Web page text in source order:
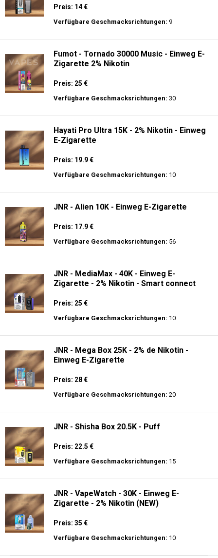
Preis: 14 €
Verfügbare Geschmacksrichtungen: 9
Fumot - Tornado 30000 Music - Einweg E-
Zigarette 2% Nikotin
Preis: 25 €
Verfügbare Geschmacksrichtungen: 30
Hayati Pro Ultra 15K - 2% Nikotin - Einweg
E-Zigarette
Preis: 19.9 €
Verfügbare Geschmacksrichtungen: 10
JNR - Alien 10K - Einweg E-Zigarette
Preis: 17.9 €
Verfügbare Geschmacksrichtungen: 56
JNR - MediaMax - 40K - Einweg E-
Zigarette - 2% Nikotin - Smart connect
Preis: 25 €
Verfügbare Geschmacksrichtungen: 10
JNR - Mega Box 25K - 2% de Nikotin -
Einweg E-Zigarette
Preis: 28 €
Verfügbare Geschmacksrichtungen: 20
JNR - Shisha Box 20.5K - Puff
Preis: 22.5 €
Verfügbare Geschmacksrichtungen: 15
JNR - VapeWatch - 30K - Einweg E-
Zigarette - 2% Nikotin (NEW)
Preis: 35 €
Verfügbare Geschmacksrichtungen: 10